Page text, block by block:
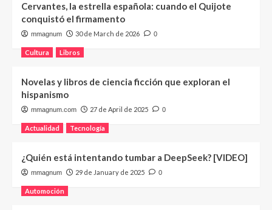
Cervantes, la estrella española: cuando el Quijote
conquistó el firmamento
mmagnum 30 de March de 2026 0
Cultura Libros
Novelas y libros de ciencia ficción que exploran el
hispanismo
mmagnum.com 27 de April de 2025 0
Actualidad Tecnología
¿Quién está intentando tumbar a DeepSeek? [VIDEO]
mmagnum 29 de January de 2025 0
Automoción